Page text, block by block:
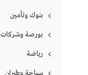
بنوك وتأمين
بورصة وشركات
رياضة
سياحة وطيران